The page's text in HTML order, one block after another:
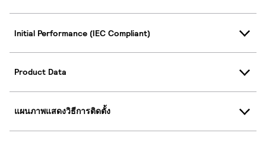
Initial Performance (IEC Compliant)
Product Data
แผนภาพแสดงวิธีการติดตั้ง